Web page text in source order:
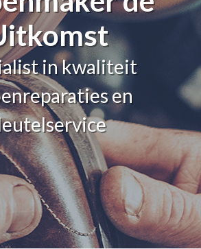
in kwaliteit
en